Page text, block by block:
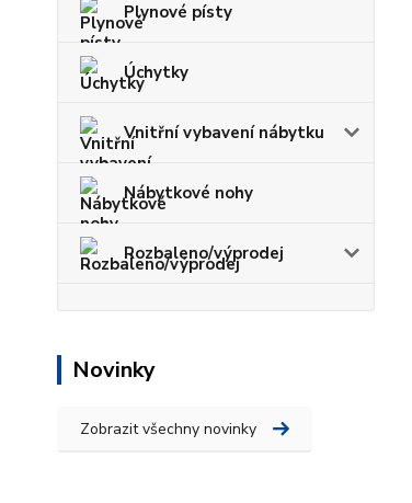
Plynové písty
Úchytky
Vnitřní vybavení nábytku
Nábytkové nohy
Rozbaleno/výprodej
Novinky
Zobrazit všechny novinky